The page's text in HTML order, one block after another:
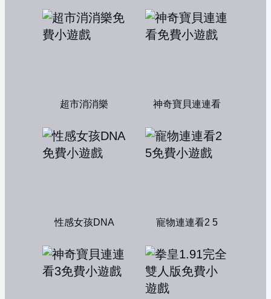
超市消消樂 神奇寶貝連連看
性感女孩DNA 寵物連連看2 5